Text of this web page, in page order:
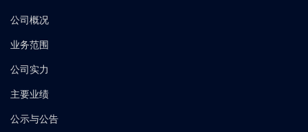
公司概况
业务范围
公司实力
主要业绩
公示与公告